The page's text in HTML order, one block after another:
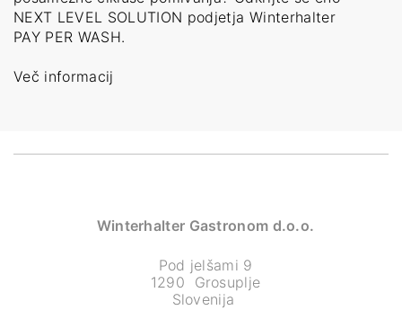
NEXT LEVEL SOLUTION podjetja Winterhalter
PAY PER WASH.
Več informacij
Winterhalter Gastronom d.o.o.
Pod jelšami 9
1290 Grosuplje
Slovenija